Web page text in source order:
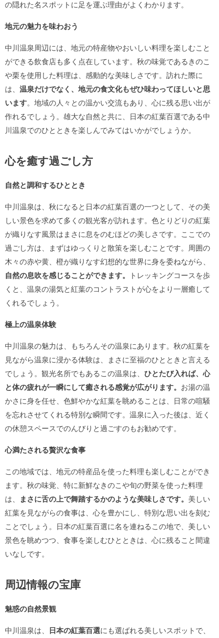
の隠れた名スポットに足を運ぶ理由がよくわかります。
地元の魅力を味わおう
中川温泉周辺には、地元の特産物やおいしい料理を楽しむこと
ができる飲食店も多く点在しています。秋の味覚であるきのこ
や栗を使用した料理は、感動的な美味しさです。訪れた際に
は、 温泉だけでなく、地元の食文化もぜひ味わってほしいと思
います。地域の人々との温かい交流もあり、心に残る思い出が
作れるでしょう。雄大な自然と共に、日本の紅葉百選である中
川温泉でのひとときを楽しんでみてはいかがでしょうか。
心を癒す過ごし方
自然と調和するひととき
中川温泉は、秋になると日本の紅葉百選の一つとして、その美
しい景色を求めて多くの観光客が訪れます。色とりどりの紅葉
が織りなす風景はまさに息をのむほどの美しさです。ここでの
過ごし方は、まずはゆっくりと散策を楽しむことです。周囲の
木々の赤や黄、橙が織りなす幻想的な世界に身を委ねながら、
自然の息吹を感じることができます。
トレッキングコースを歩
くと、温泉の湯気と紅葉のコントラストが心をより一層癒して
くれるでしょう。
極上の温泉体験
中川温泉の魅力は、もちろんその温泉にあります。秋の紅葉を
見ながら温泉に浸かる体験は、まさに至福のひとときと言える
でしょう。観光名所でもあるこの温泉は、 ひとたび入れば、心
と体の疲れが一瞬にして癒される感覚が広がります。 お湯の温
かさに身を任せ、色鮮やかな紅葉を眺めることは、日常の喧騒
を忘れさせてくれる特別な瞬間です。温泉に入った後は、近く
の休憩スペースでのんびりと過ごすのもお勧めです。
心満たされる贅沢な食事
この地域では、地元の特産品を使った料理も楽しむことができ
ます。秋の味覚、特に新鮮なきのこや旬の野菜を使った料理
は、
まさに舌の上で舞踏するかのような美味しさです。 美しい
紅葉を見ながらの食事は、心を豊かにし、特別な思い出を刻む
ことでしょう。日本の紅葉百選に名を連ねるこの地で、美しい
景色を眺めつつ、食事を楽しむひとときは、心に残ること間違
いなしです。
周辺情報の宝庫
魅惑の自然景観
中川温泉は、 日本の紅葉百選にも選ばれる美しいスポットで、